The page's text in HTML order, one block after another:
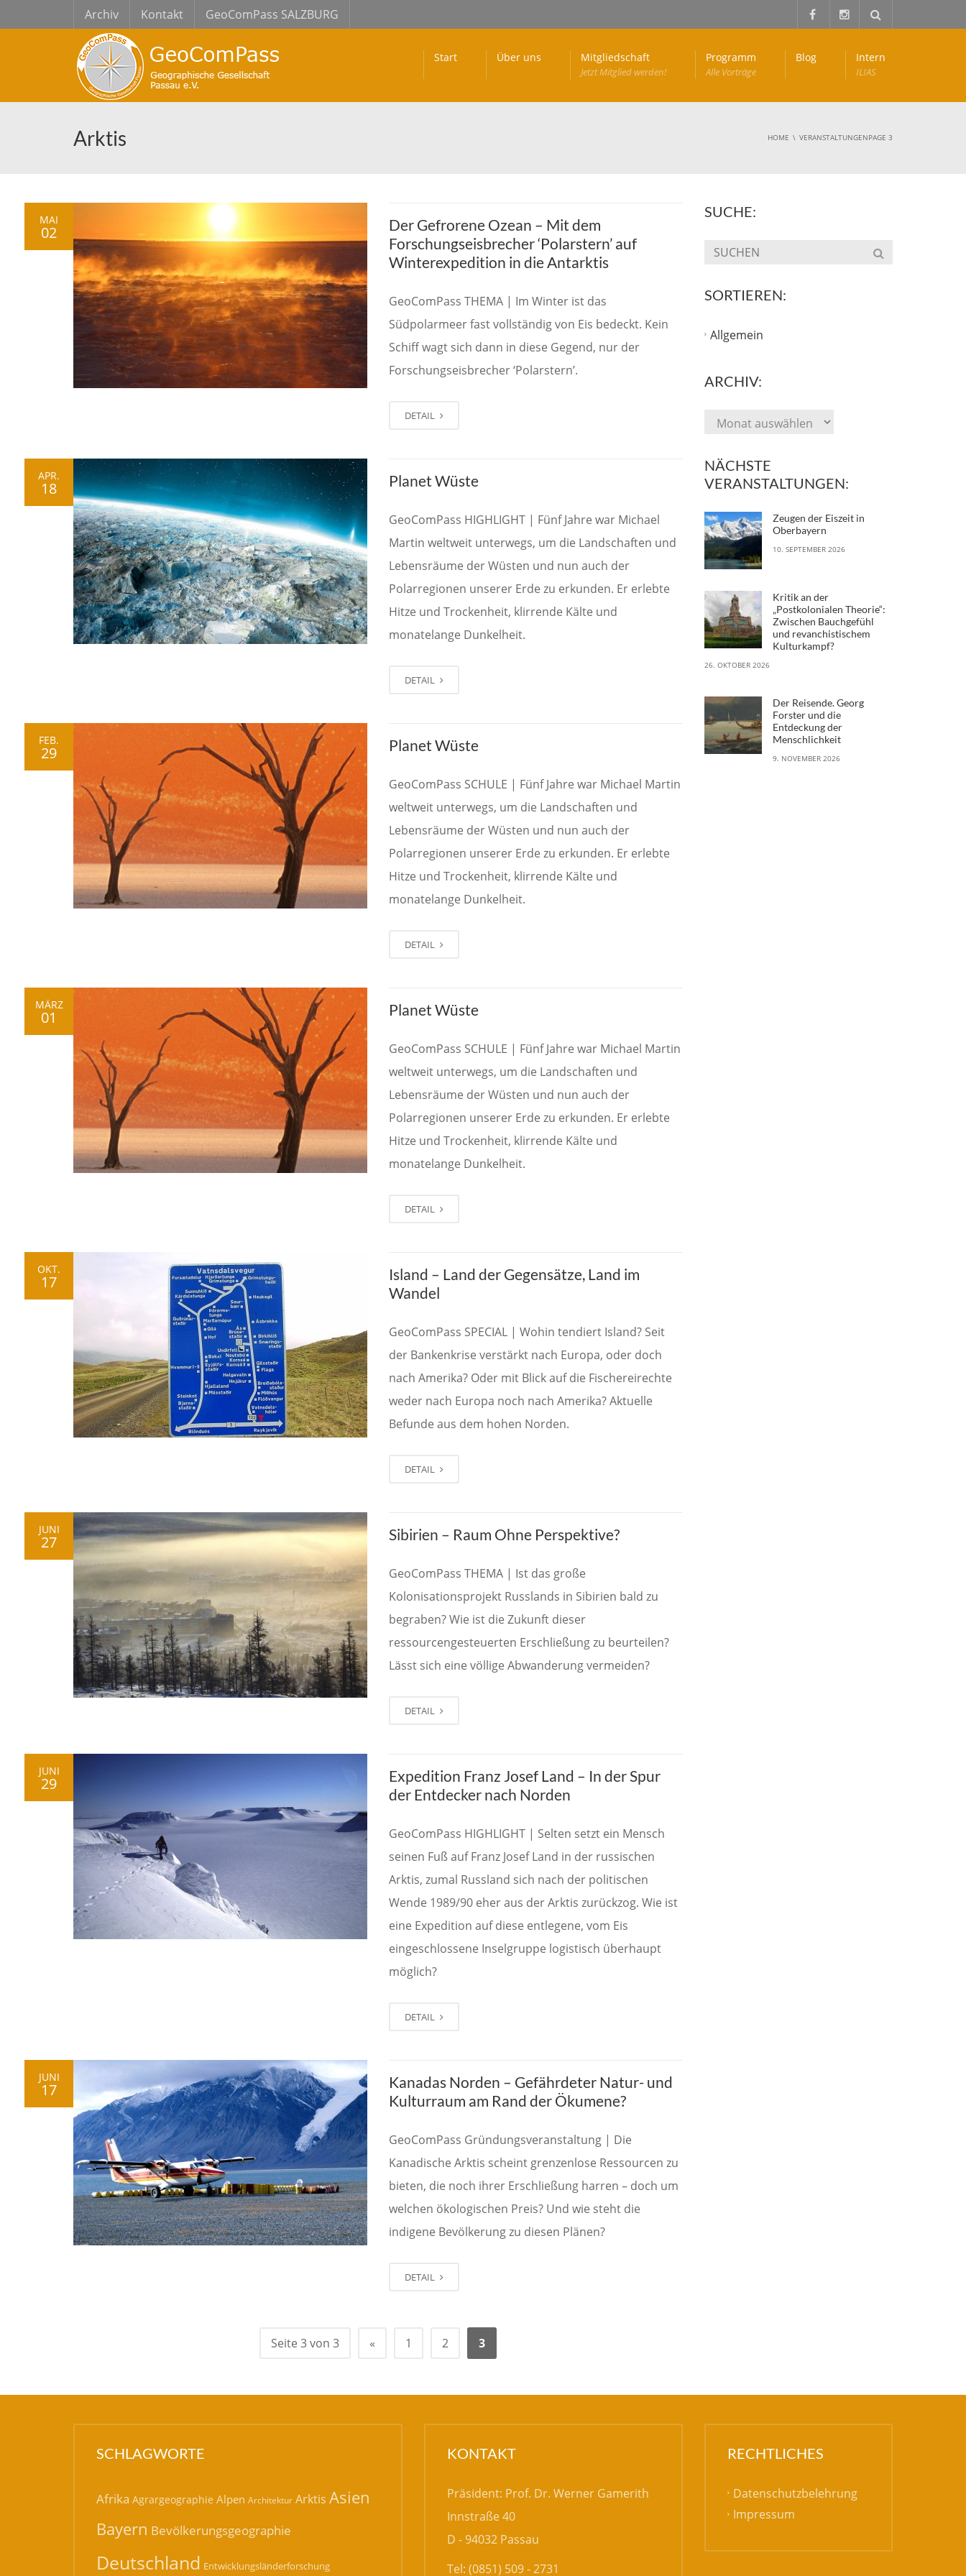
Archiv Kontakt GeoComPass SALZBURG
Start Über uns Mitgliedschaft
Jetzt Mitglied werden!
Programm
Alle Vorträge
Blog Intern
ILIAS
Arktis HOME VERANSTALTUNGENPAGE 3
MAI
02
Der Gefrorene Ozean – Mit dem
Forschungseisbrecher ‘Polarstern’ auf
Winterexpedition in die Antarktis
GeoComPass THEMA | Im Winter ist das
Südpolarmeer fast vollständig von Eis bedeckt. Kein
Schiff wagt sich dann in diese Gegend, nur der
Forschungseisbrecher ‘Polarstern’.
DETAIL
APR.
18 Planet Wüste
GeoComPass HIGHLIGHT | Fünf Jahre war Michael
Martin weltweit unterwegs, um die Landschaften und
Lebensräume der Wüsten und nun auch der
Polarregionen unserer Erde zu erkunden. Er erlebte
Hitze und Trockenheit, klirrende Kälte und
monatelange Dunkelheit.
DETAIL
FEB.
29 Planet Wüste
GeoComPass SCHULE | Fünf Jahre war Michael Martin
weltweit unterwegs, um die Landschaften und
Lebensräume der Wüsten und nun auch der
Polarregionen unserer Erde zu erkunden. Er erlebte
Hitze und Trockenheit, klirrende Kälte und
monatelange Dunkelheit.
DETAIL
MÄRZ
01 Planet Wüste
GeoComPass SCHULE | Fünf Jahre war Michael Martin
weltweit unterwegs, um die Landschaften und
Lebensräume der Wüsten und nun auch der
Polarregionen unserer Erde zu erkunden. Er erlebte
Hitze und Trockenheit, klirrende Kälte und
monatelange Dunkelheit.
DETAIL
OKT.
17
Island – Land der Gegensätze, Land im
Wandel
GeoComPass SPECIAL | Wohin tendiert Island? Seit
der Bankenkrise verstärkt nach Europa, oder doch
nach Amerika? Oder mit Blick auf die Fischereirechte
weder nach Europa noch nach Amerika? Aktuelle
Befunde aus dem hohen Norden.
DETAIL
JUNI
27 Sibirien – Raum Ohne Perspektive?
GeoComPass THEMA | Ist das große
Kolonisationsprojekt Russlands in Sibirien bald zu
begraben? Wie ist die Zukunft dieser
ressourcengesteuerten Erschließung zu beurteilen?
Lässt sich eine völlige Abwanderung vermeiden?
DETAIL
JUNI
29
Expedition Franz Josef Land – In der Spur
der Entdecker nach Norden
GeoComPass HIGHLIGHT | Selten setzt ein Mensch
seinen Fuß auf Franz Josef Land in der russischen
Arktis, zumal Russland sich nach der politischen
Wende 1989/90 eher aus der Arktis zurückzog. Wie ist
eine Expedition auf diese entlegene, vom Eis
eingeschlossene Inselgruppe logistisch überhaupt
möglich?
DETAIL
JUNI
17
Kanadas Norden – Gefährdeter Natur- und
Kulturraum am Rand der Ökumene?
GeoComPass Gründungsveranstaltung | Die
Kanadische Arktis scheint grenzenlose Ressourcen zu
bieten, die noch ihrer Erschließung harren – doch um
welchen ökologischen Preis? Und wie steht die
indigene Bevölkerung zu diesen Plänen?
DETAIL
Seite 3 von 3 « 1 2 3
SUCHE:
SORTIEREN:
Allgemein
ARCHIV:
NÄCHSTE
VERANSTALTUNGEN:
Zeugen der Eiszeit in
Oberbayern
10. SEPTEMBER 2026
Kritik an der
„Postkolonialen Theorie“:
Zwischen Bauchgefühl
und revanchistischem
Kulturkampf?
26. OKTOBER 2026
Der Reisende. Georg
Forster und die
Entdeckung der
Menschlichkeit
9. NOVEMBER 2026
SCHLAGWORTE
Afrika Agrargeographie Alpen Architektur Arktis Asien
Bayern Bevölkerungsgeographie
Deutschland Entwicklungsländerforschung
KONTAKT
Präsident: Prof. Dr. Werner Gamerith
Innstraße 40
D - 94032 Passau
Tel: (0851) 509 - 2731
RECHTLICHES
Datenschutzbelehrung
Impressum